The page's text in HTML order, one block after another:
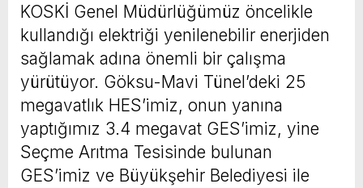
KOSKİ Genel Müdürlüğümüz öncelikle
kullandığı elektriği yenilenebilir enerjiden
sağlamak adına önemli bir çalışma
yürütüyor. Göksu-Mavi Tünel’deki 25
megavatlık HES’imiz, onun yanına
yaptığımız 3.4 megavat GES’imiz, yine
Seçme Arıtma Tesisinde bulunan
GES’imiz ve Büyükşehir Belediyesi ile